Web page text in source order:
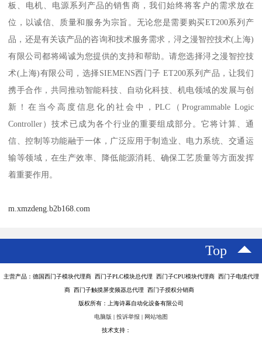
板、电机、电源系列产品的销售商，我们始终将客户的需求放在
位，以诚信、质量和服务为宗旨。无论您是需要购买ET200系列产
品，还是有关该产品的咨询和技术服务需求，浔之漫智控技术(上海)
有限公司都将竭诚为您提供的支持和帮助。请您选择浔之漫智控技
术(上海)有限公司，选择SIEMENS西门子 ET200系列产品，让我们
携手合作，共同推动智能科技、自动化科技、机电领域的发展与创
新！在当今高度信息化的社会中，PLC（Programmable Logic
Controller）技术已成为各个行业的重要组成部分。它将计算、通
信、控制等功能融于一体，广泛应用于制造业、电力系统、交通运
输等领域，在生产效率、降低能源消耗、确保工艺质量等方面发挥
着重要作用。
m.xmzdeng.b2b168.com
Top
主营产品：德国西门子模块代理商 西门子PLC模块总代理 西门子CPU模块代理商 西门子电缆代理
商 西门子触摸屏变频器总代理 西门子授权分销商
版权所有：上海诗幕自动化设备有限公司
电脑版 | 投诉举报 | 网站地图
技术支持：